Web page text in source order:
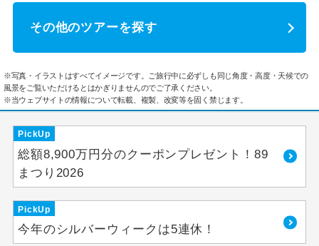
その他のツアーを探す
※写真・イラストはすべてイメージです。ご旅行中に必ずしも同じ角度・高度・天候での
風景をご覧いただけるとはかぎりませんのでご了承ください。
※当ウェブサイトの情報について転載、複製、改変等を固く禁じます。
PickUp
総額8,900万円分のクーポンプレゼント！89
まつり2026
PickUp
今年のシルバーウィークは5連休！